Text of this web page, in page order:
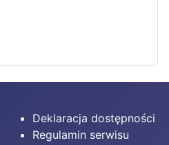
Deklaracja dostępności
Regulamin serwisu